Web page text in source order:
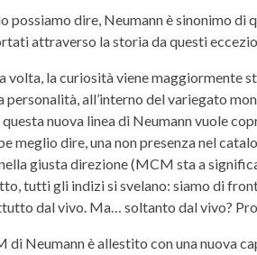
possiamo dire, Neumann è sinonimo
attraverso la storia da questi
volta, la curiosità viene maggiormente
personalità, all’interno del variegato
nuova linea di Neumann vuole
meglio dire, una non presenza nel
giusta direzione (MCM sta a
tutti gli indizi si svelano: siamo di
dal vivo. Ma… soltanto dal vivo?
di Neumann è allestito con una nuova